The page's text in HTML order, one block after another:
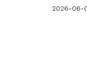
2026-06-